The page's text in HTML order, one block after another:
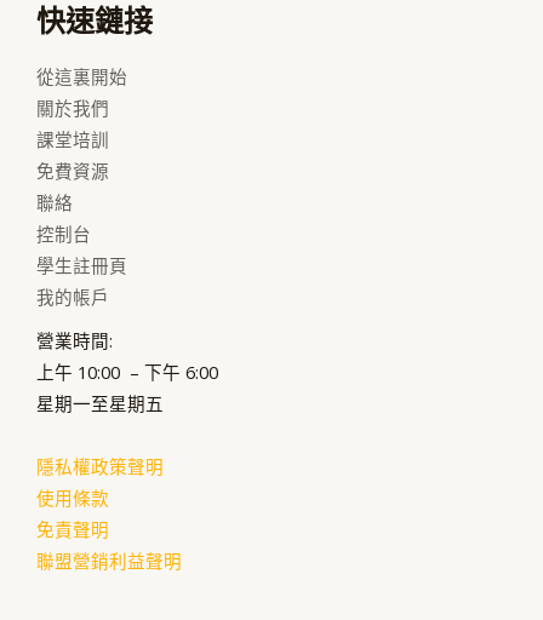
快速鏈接
從這裏開始
關於我們
課堂培訓
免費資源
聯絡
控制台
學生註冊頁
我的帳戶
營業時間:
上午 10:00 – 下午 6:00
星期一至星期五
隱私權政策聲明
使用條款
免責聲明
聯盟營銷利益聲明